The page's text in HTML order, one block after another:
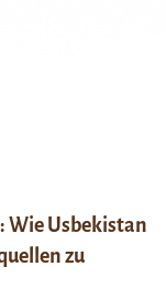
Wie Usbekistan
zu